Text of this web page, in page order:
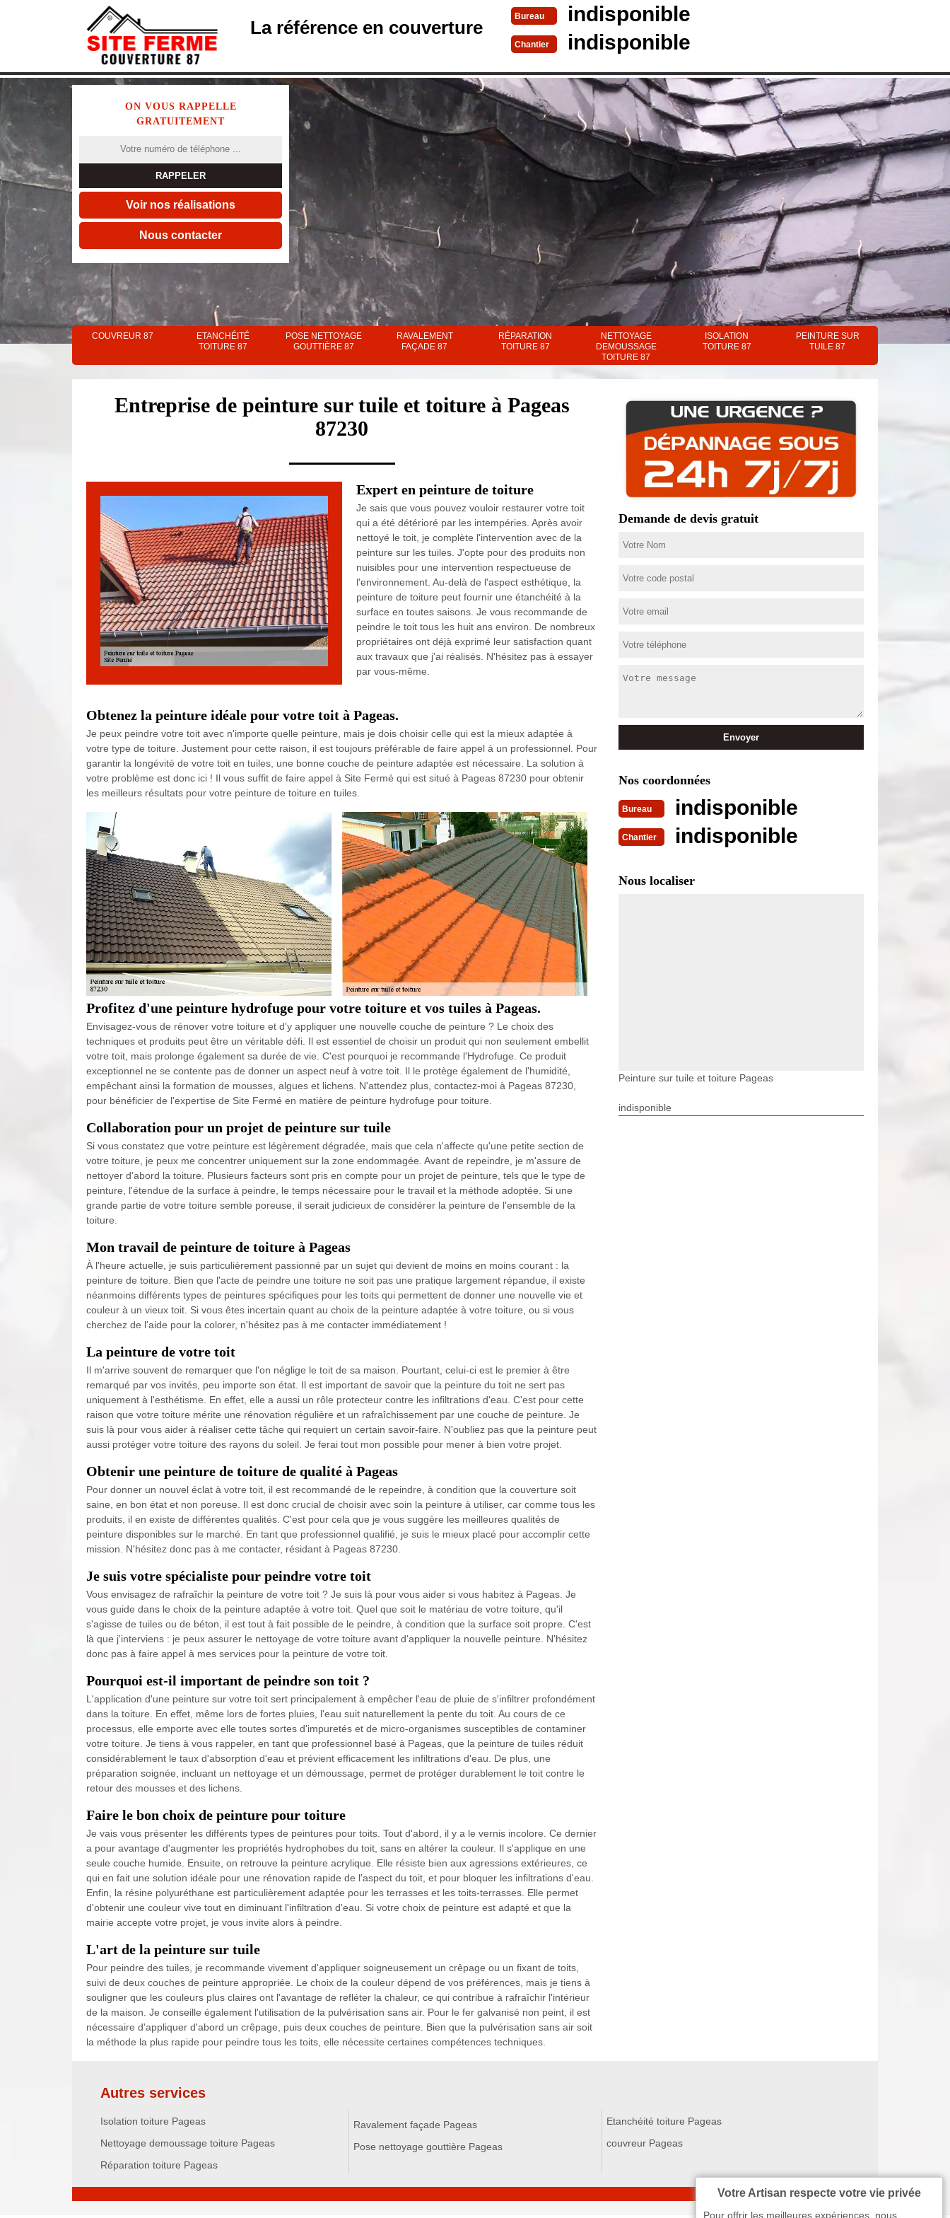
La référence en couverture
Bureau indisponible
Chantier indisponible
ON VOUS RAPPELLE
GRATUITEMENT
Voir nos réalisations
Nous contacter
COUVREUR 87
ETANCHÉITÉ
TOITURE 87
POSE NETTOYAGE
GOUTTIÈRE 87
RAVALEMENT
FAÇADE 87
RÉPARATION
TOITURE 87
NETTOYAGE
DEMOUSSAGE
TOITURE 87
ISOLATION
TOITURE 87
PEINTURE SUR
TUILE 87
Entreprise de peinture sur tuile et toiture à Pageas
87230
Expert en peinture de toiture
Je sais que vous pouvez vouloir restaurer votre toit
qui a été détérioré par les intempéries. Après avoir
nettoyé le toit, je complète l'intervention avec de la
peinture sur les tuiles. J'opte pour des produits non
nuisibles pour une intervention respectueuse de
l'environnement. Au-delà de l'aspect esthétique, la
peinture de toiture peut fournir une étanchéité à la
surface en toutes saisons. Je vous recommande de
peindre le toit tous les huit ans environ. De nombreux
propriétaires ont déjà exprimé leur satisfaction quant
aux travaux que j'ai réalisés. N'hésitez pas à essayer
par vous-même.
Obtenez la peinture idéale pour votre toit à Pageas.
Je peux peindre votre toit avec n'importe quelle peinture, mais je dois choisir celle qui est la mieux adaptée à
votre type de toiture. Justement pour cette raison, il est toujours préférable de faire appel à un professionnel. Pour
garantir la longévité de votre toit en tuiles, une bonne couche de peinture adaptée est nécessaire. La solution à
votre problème est donc ici ! Il vous suffit de faire appel à Site Fermé qui est situé à Pageas 87230 pour obtenir
les meilleurs résultats pour votre peinture de toiture en tuiles.
Profitez d'une peinture hydrofuge pour votre toiture et vos tuiles à Pageas.
Envisagez-vous de rénover votre toiture et d'y appliquer une nouvelle couche de peinture ? Le choix des
techniques et produits peut être un véritable défi. Il est essentiel de choisir un produit qui non seulement embellit
votre toit, mais prolonge également sa durée de vie. C'est pourquoi je recommande l'Hydrofuge. Ce produit
exceptionnel ne se contente pas de donner un aspect neuf à votre toit. Il le protège également de l'humidité,
empêchant ainsi la formation de mousses, algues et lichens. N'attendez plus, contactez-moi à Pageas 87230,
pour bénéficier de l'expertise de Site Fermé en matière de peinture hydrofuge pour toiture.
Collaboration pour un projet de peinture sur tuile
Si vous constatez que votre peinture est légèrement dégradée, mais que cela n'affecte qu'une petite section de
votre toiture, je peux me concentrer uniquement sur la zone endommagée. Avant de repeindre, je m'assure de
nettoyer d'abord la toiture. Plusieurs facteurs sont pris en compte pour un projet de peinture, tels que le type de
peinture, l'étendue de la surface à peindre, le temps nécessaire pour le travail et la méthode adoptée. Si une
grande partie de votre toiture semble poreuse, il serait judicieux de considérer la peinture de l'ensemble de la
toiture.
Mon travail de peinture de toiture à Pageas
À l'heure actuelle, je suis particulièrement passionné par un sujet qui devient de moins en moins courant : la
peinture de toiture. Bien que l'acte de peindre une toiture ne soit pas une pratique largement répandue, il existe
néanmoins différents types de peintures spécifiques pour les toits qui permettent de donner une nouvelle vie et
couleur à un vieux toit. Si vous êtes incertain quant au choix de la peinture adaptée à votre toiture, ou si vous
cherchez de l'aide pour la colorer, n'hésitez pas à me contacter immédiatement !
La peinture de votre toit
Il m'arrive souvent de remarquer que l'on néglige le toit de sa maison. Pourtant, celui-ci est le premier à être
remarqué par vos invités, peu importe son état. Il est important de savoir que la peinture du toit ne sert pas
uniquement à l'esthétisme. En effet, elle a aussi un rôle protecteur contre les infiltrations d'eau. C'est pour cette
raison que votre toiture mérite une rénovation régulière et un rafraîchissement par une couche de peinture. Je
suis là pour vous aider à réaliser cette tâche qui requiert un certain savoir-faire. N'oubliez pas que la peinture peut
aussi protéger votre toiture des rayons du soleil. Je ferai tout mon possible pour mener à bien votre projet.
Obtenir une peinture de toiture de qualité à Pageas
Pour donner un nouvel éclat à votre toit, il est recommandé de le repeindre, à condition que la couverture soit
saine, en bon état et non poreuse. Il est donc crucial de choisir avec soin la peinture à utiliser, car comme tous les
produits, il en existe de différentes qualités. C'est pour cela que je vous suggère les meilleures qualités de
peinture disponibles sur le marché. En tant que professionnel qualifié, je suis le mieux placé pour accomplir cette
mission. N'hésitez donc pas à me contacter, résidant à Pageas 87230.
Je suis votre spécialiste pour peindre votre toit
Vous envisagez de rafraîchir la peinture de votre toit ? Je suis là pour vous aider si vous habitez à Pageas. Je
vous guide dans le choix de la peinture adaptée à votre toit. Quel que soit le matériau de votre toiture, qu'il
s'agisse de tuiles ou de béton, il est tout à fait possible de le peindre, à condition que la surface soit propre. C'est
là que j'interviens : je peux assurer le nettoyage de votre toiture avant d'appliquer la nouvelle peinture. N'hésitez
donc pas à faire appel à mes services pour la peinture de votre toit.
Pourquoi est-il important de peindre son toit ?
L'application d'une peinture sur votre toit sert principalement à empêcher l'eau de pluie de s'infiltrer profondément
dans la toiture. En effet, même lors de fortes pluies, l'eau suit naturellement la pente du toit. Au cours de ce
processus, elle emporte avec elle toutes sortes d'impuretés et de micro-organismes susceptibles de contaminer
votre toiture. Je tiens à vous rappeler, en tant que professionnel basé à Pageas, que la peinture de tuiles réduit
considérablement le taux d'absorption d'eau et prévient efficacement les infiltrations d'eau. De plus, une
préparation soignée, incluant un nettoyage et un démoussage, permet de protéger durablement le toit contre le
retour des mousses et des lichens.
Faire le bon choix de peinture pour toiture
Je vais vous présenter les différents types de peintures pour toits. Tout d'abord, il y a le vernis incolore. Ce dernier
a pour avantage d'augmenter les propriétés hydrophobes du toit, sans en altérer la couleur. Il s'applique en une
seule couche humide. Ensuite, on retrouve la peinture acrylique. Elle résiste bien aux agressions extérieures, ce
qui en fait une solution idéale pour une rénovation rapide de l'aspect du toit, et pour bloquer les infiltrations d'eau.
Enfin, la résine polyuréthane est particulièrement adaptée pour les terrasses et les toits-terrasses. Elle permet
d'obtenir une couleur vive tout en diminuant l'infiltration d'eau. Si votre choix de peinture est adapté et que la
mairie accepte votre projet, je vous invite alors à peindre.
L'art de la peinture sur tuile
Pour peindre des tuiles, je recommande vivement d'appliquer soigneusement un crêpage ou un fixant de toits,
suivi de deux couches de peinture appropriée. Le choix de la couleur dépend de vos préférences, mais je tiens à
souligner que les couleurs plus claires ont l'avantage de refléter la chaleur, ce qui contribue à rafraîchir l'intérieur
de la maison. Je conseille également l'utilisation de la pulvérisation sans air. Pour le fer galvanisé non peint, il est
nécessaire d'appliquer d'abord un crêpage, puis deux couches de peinture. Bien que la pulvérisation sans air soit
la méthode la plus rapide pour peindre tous les toits, elle nécessite certaines compétences techniques.
Demande de devis gratuit
Nos coordonnées
Bureau indisponible
Chantier indisponible
Nous localiser
Peinture sur tuile et toiture Pageas
indisponible
Autres services
Isolation toiture Pageas
Nettoyage demoussage toiture Pageas
Réparation toiture Pageas
Ravalement façade Pageas
Pose nettoyage gouttière Pageas
Etanchéité toiture Pageas
couvreur Pageas
Votre Artisan respecte votre vie privée
Pour offrir les meilleures expériences, nous